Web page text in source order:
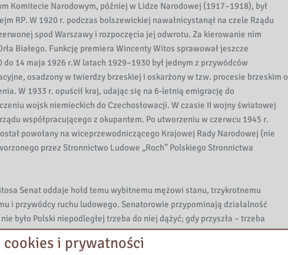
Komitecie Narodowym, później w Lidze Narodowej (1917–1918), był
RP. W 1920 r. podczas bolszewickiej nawałnicystanął na czele Rządu
spod Warszawy i rozpoczęcia jej odwrotu. Za kierowanie nim
Białego. Funkcję premiera Wincenty Witos sprawował jeszcze
14 maja 1926 r.W latach 1929–1930 był jednym z przywódców
osadzony w twierdzy brzeskiej i oskarżony w tzw. procesie brzeskim o
W 1933 r. opuścił kraj, udając się na 6-letnią emigrację do
wojsk niemieckich do Czechosłowacji. W czasie II wojny światowej
współpracującego z okupantem. Po utworzeniu w czerwcu 1945 r.
powołany na wiceprzewodniczącego Krajowej Rady Narodowej (nie
przez Stronnictwo Ludowe „Roch” Polskiego Stronnictwa
Senat oddaje hołd temu wybitnemu mężowi stanu, trzykrotnemu
i przywódcy ruchu ludowego. Senatorowie przypominają działalność
było Polski niepodległej trzeba do niej dążyć; gdy przyszła – trzeba
w obronę prawa i demokracji został niesłusznie skazany w
kraj udając się na emigrację do Czechosłowacji, gdzie przebywał przez 6
i prywatności